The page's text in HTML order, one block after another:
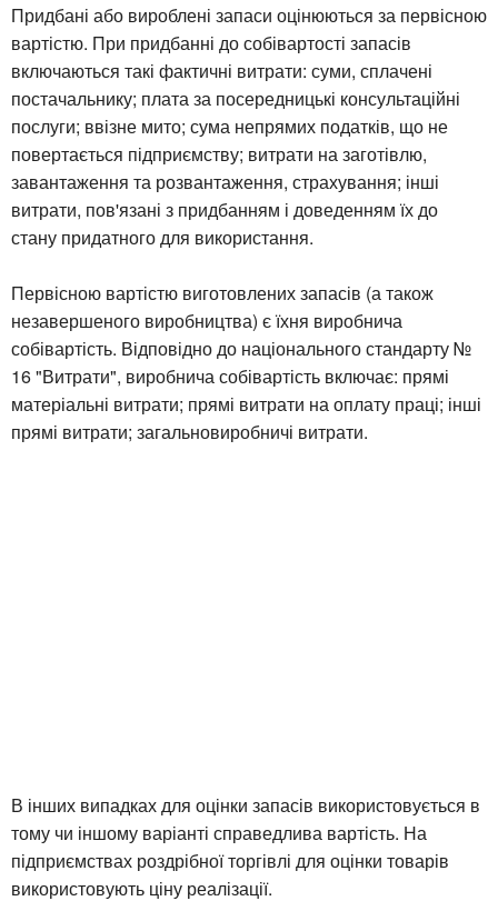
Придбані або вироблені запаси оцінюються за первісною
вартістю. При придбанні до собівартості запасів
включаються такі фактичні витрати: суми, сплачені
постачальнику; плата за посередницькі консультаційні
послуги; ввізне мито; сума непрямих податків, що не
повертається підприємству; витрати на заготівлю,
завантаження та розвантаження, страхування; інші
витрати, пов'язані з придбанням і доведенням їх до
стану придатного для використання.
Первісною вартістю виготовлених запасів (а також
незавершеного виробництва) є їхня виробнича
собівартість. Відповідно до національного стандарту №
16 "Витрати", виробнича собівартість включає: прямі
матеріальні витрати; прямі витрати на оплату праці; інші
прямі витрати; загальновиробничі витрати.
В інших випадках для оцінки запасів використовується в
тому чи іншому варіанті справедлива вартість. На
підприємствах роздрібної торгівлі для оцінки товарів
використовують ціну реалізації.